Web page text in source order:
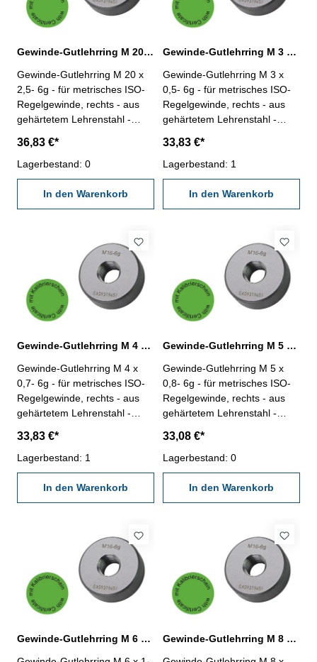
Gewinde-Gutlehrring M 20 x 2,5- 6g DIN 13
Gewinde-Gutlehrring M 20 x
2,5- 6g - für metrisches ISO-
Regelgewinde, rechts - aus
gehärtetem Lehrenstahl -
Kalibrierschein nach
VDI/VDE/DGQ 2618/4.8
Abmessung: M 20 x 2,5
36,83 €*
Lagerbestand: 0
In den Warenkorb
Gewinde-Gutlehrring M 3 x 0,5- 6g DIN 13
Gewinde-Gutlehrring M 3 x
0,5- 6g - für metrisches ISO-
Regelgewinde, rechts - aus
gehärtetem Lehrenstahl -
Kalibrierschein nach
VDI/VDE/DGQ 2618/4.8
Abmessung: M 3 x 0,5
33,83 €*
Lagerbestand: 1
In den Warenkorb
Gewinde-Gutlehrring M 4 x 0,7- 6g DIN 13
Gewinde-Gutlehrring M 4 x
0,7- 6g - für metrisches ISO-
Regelgewinde, rechts - aus
gehärtetem Lehrenstahl -
Kalibrierschein nach
VDI/VDE/DGQ 2618/4.8
Abmessung: M 4 x 0,7
33,83 €*
Lagerbestand: 1
In den Warenkorb
Gewinde-Gutlehrring M 5 x 0,8- 6g DIN 13
Gewinde-Gutlehrring M 5 x
0,8- 6g - für metrisches ISO-
Regelgewinde, rechts - aus
gehärtetem Lehrenstahl -
Kalibrierschein nach
VDI/VDE/DGQ 2618/4.8
Abmessung: M 5 x 0,8
33,08 €*
Lagerbestand: 0
In den Warenkorb
Gewinde-Gutlehrring M 6 x 1- 6g DIN 13
Gewinde-Gutlehrring M 8 x 1,25- 6g DIN 13